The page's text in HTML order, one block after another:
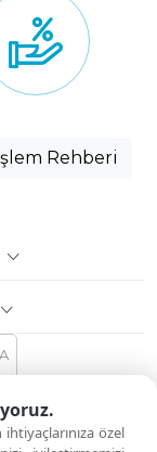
özel
Rehberi